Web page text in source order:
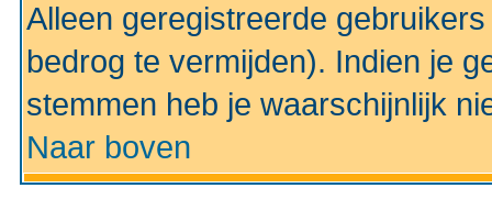
Alleen geregistreerde
bedrog te vermijden). Indien je
stemmen heb je waarschijnlijk
Naar boven